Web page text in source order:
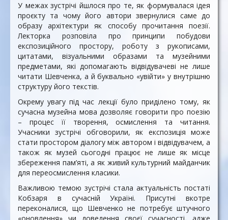
У межах зустрічі йшлося про те, як формувалася ідея
проєкту та чому його автори звернулися саме до
образу архітектури як способу прочитання поезії.
Лекторка розповіла про принципи побудови
експозиційного простору, роботу з рукописами,
цитатами, візуальними образами та музейними
предметами, які допомагають відвідувачеві не лише
читати Шевченка, а й буквально «увійти» у внутрішню
структуру його текстів.
Окрему увагу під час лекції було приділено тому, як
сучасна музейна мова дозволяє говорити про поезію
– процес її творення, осмислення та читання.
Учасники зустрічі обговорили, як експозиція може
стати простором діалогу між автором і відвідувачем, а
також як музей сьогодні працює не лише як місце
збереження пам’яті, а як живий культурний майданчик
для переосмислення класики.
Важливою темою зустрічі стала актуальність постаті
Кобзаря в сучасній Україні. Присутні вкотре
переконалися, що Шевченко не потребує штучного